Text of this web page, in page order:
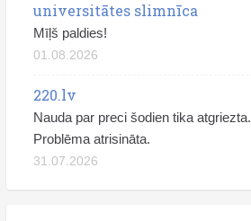
universitātes slimnīca
Mīļš paldies!
01.08.2026
220.lv
Nauda par preci šodien tika atgriezta.
Problēma atrisināta.
31.07.2026